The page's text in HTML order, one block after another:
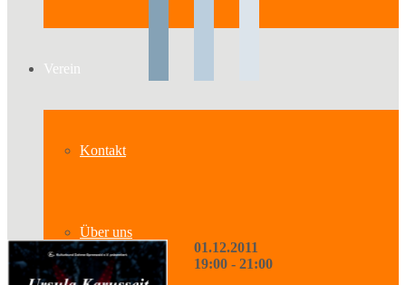
Verein
Kontakt
Über uns
01.12.2011
19:00 - 21:00